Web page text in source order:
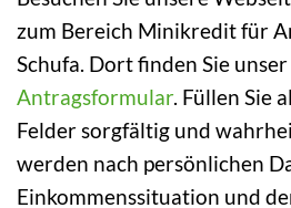
zum Bereich Minikredit für
Schufa. Dort finden Sie
Antragsformular. Füllen Sie
Felder sorgfältig und
werden nach persönlichen
Einkommenssituation und